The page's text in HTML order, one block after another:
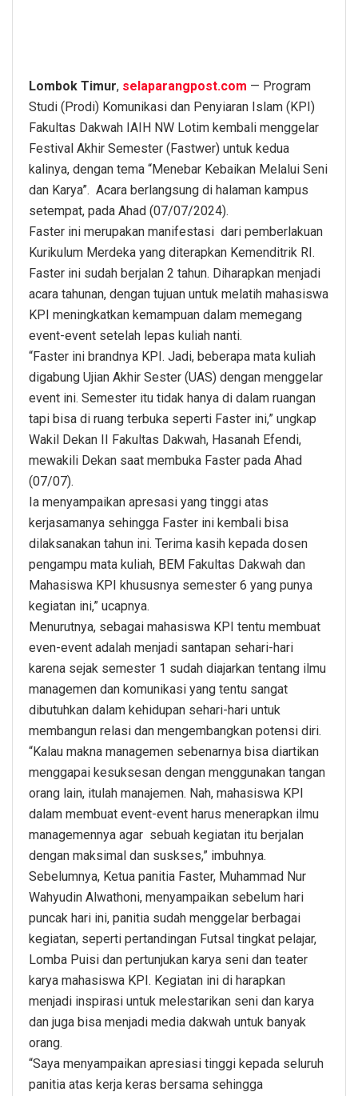
Lombok Timur, selaparangpost.com — Program
Studi (Prodi) Komunikasi dan Penyiaran Islam (KPI)
Fakultas Dakwah IAIH NW Lotim kembali menggelar
Festival Akhir Semester (Fastwer) untuk kedua
kalinya, dengan tema “Menebar Kebaikan Melalui Seni
dan Karya”. Acara berlangsung di halaman kampus
setempat, pada Ahad (07/07/2024).
Faster ini merupakan manifestasi dari pemberlakuan
Kurikulum Merdeka yang diterapkan Kemenditrik RI.
Faster ini sudah berjalan 2 tahun. Diharapkan menjadi
acara tahunan, dengan tujuan untuk melatih mahasiswa
KPI meningkatkan kemampuan dalam memegang
event-event setelah lepas kuliah nanti.
“Faster ini brandnya KPI. Jadi, beberapa mata kuliah
digabung Ujian Akhir Sester (UAS) dengan menggelar
event ini. Semester itu tidak hanya di dalam ruangan
tapi bisa di ruang terbuka seperti Faster ini,” ungkap
Wakil Dekan II Fakultas Dakwah, Hasanah Efendi,
mewakili Dekan saat membuka Faster pada Ahad
(07/07).
Ia menyampaikan apresasi yang tinggi atas
kerjasamanya sehingga Faster ini kembali bisa
dilaksanakan tahun ini. Terima kasih kepada dosen
pengampu mata kuliah, BEM Fakultas Dakwah dan
Mahasiswa KPI khususnya semester 6 yang punya
kegiatan ini,” ucapnya.
Menurutnya, sebagai mahasiswa KPI tentu membuat
even-event adalah menjadi santapan sehari-hari
karena sejak semester 1 sudah diajarkan tentang ilmu
managemen dan komunikasi yang tentu sangat
dibutuhkan dalam kehidupan sehari-hari untuk
membangun relasi dan mengembangkan potensi diri.
“Kalau makna managemen sebenarnya bisa diartikan
menggapai kesuksesan dengan menggunakan tangan
orang lain, itulah manajemen. Nah, mahasiswa KPI
dalam membuat event-event harus menerapkan ilmu
managemennya agar sebuah kegiatan itu berjalan
dengan maksimal dan suskses,” imbuhnya.
Sebelumnya, Ketua panitia Faster, Muhammad Nur
Wahyudin Alwathoni, menyampaikan sebelum hari
puncak hari ini, panitia sudah menggelar berbagai
kegiatan, seperti pertandingan Futsal tingkat pelajar,
Lomba Puisi dan pertunjukan karya seni dan teater
karya mahasiswa KPI. Kegiatan ini di harapkan
menjadi inspirasi untuk melestarikan seni dan karya
dan juga bisa menjadi media dakwah untuk banyak
orang.
“Saya menyampaikan apresiasi tinggi kepada seluruh
panitia atas kerja keras bersama sehingga